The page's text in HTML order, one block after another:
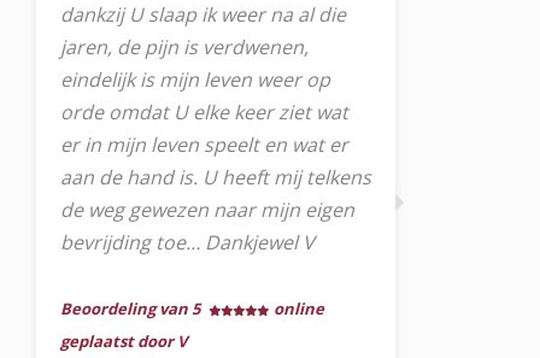
dankzij U slaap ik weer na al die
jaren, de pijn is verdwenen,
eindelijk is mijn leven weer op
orde omdat U elke keer ziet wat
er in mijn leven speelt en wat er
aan de hand is. U heeft mij telkens
de weg gewezen naar mijn eigen
bevrijding toe… Dankjewel V
Beoordeling van 5
online
geplaatst door V